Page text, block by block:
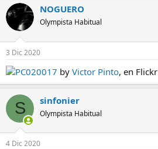
i
c
a
d
o
r
t
e
m
a
c
a
i
n
i
i
o
NOGUERO
Olympista Habitual
3 Dic 2020
PC020017 by Victor Pinto, en Flickr
S sinfonier
Olympista Habitual
4 Dic 2020